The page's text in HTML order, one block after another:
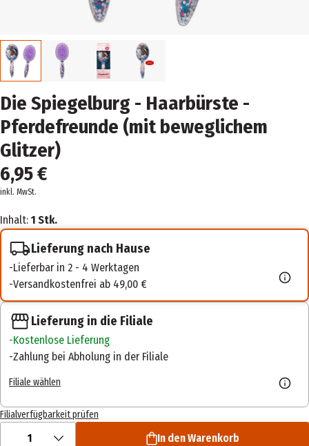
Die Spiegelburg - Haarbürste -
Pferdefreunde (mit beweglichem
Glitzer)
6,95 €
inkl. MwSt.
Inhalt: 1 Stk.
Lieferung nach Hause
Lieferbar in 2 - 4 Werktagen
Versandkostenfrei ab 49,00 €
Lieferung in die Filiale
Kostenlose Lieferung
Zahlung bei Abholung in der Filiale
Filiale wählen
Filialverfügbarkeit prüfen
1 In den Warenkorb